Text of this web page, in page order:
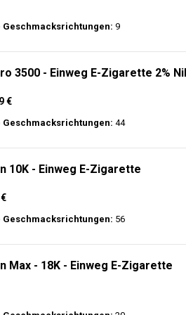
9
3500 - Einweg E-Zigarette 2%
€
44
10K - Einweg E-Zigarette
56
Max - 18K - Einweg E-Zigarette